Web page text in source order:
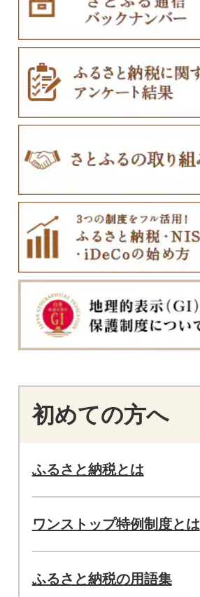
初めての方へ
ふるさと納税とは
ワンストップ特例制度とは
ふるさと納税の用語集